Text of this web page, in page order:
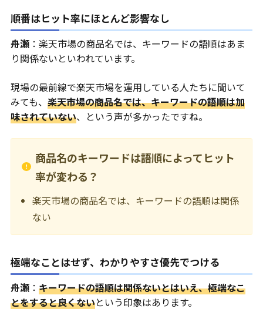
順番はヒット率にほとんど影響なし
舟瀬 ：楽天市場の商品名では、キーワードの語順はあま
り関係ないといわれています。
現場の最前線で楽天市場を運用している人たちに聞いて
みても、楽天市場の商品名では、キーワードの語順は加
味されていない、という声が多かったですね。
商品名のキーワードは語順によってヒット
率が変わる？
楽天市場の商品名では、キーワードの語順は関係
ない
極端なことはせず、わかりやすさ優先でつける
舟瀬 ：キーワードの語順は関係ないとはいえ、極端なこ
とをすると良くないという印象はあります。